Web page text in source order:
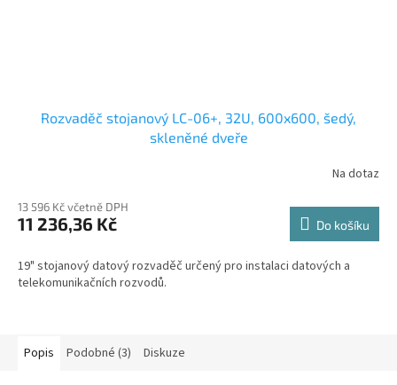
Rozvaděč stojanový LC-06+, 32U, 600x600, šedý,
skleněné dveře
Na dotaz
13 596 Kč včetně DPH
11 236,36 Kč Do košíku
19" stojanový datový rozvaděč určený pro instalaci datových a
telekomunikačních rozvodů.
Popis Podobné (3) Diskuze